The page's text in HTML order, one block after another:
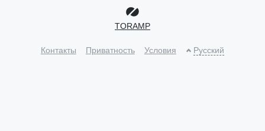
TORAMP
Контакты Приватность Условия Русский